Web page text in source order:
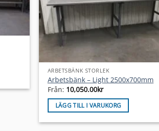
ARBETSBÄNK STORLEK
Arbetsbänk – Light 2500x700mm
Från: 10,050.00kr
LÄGG TILL I VARUKORG